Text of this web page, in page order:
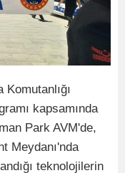
kapsamında
Park AVM'de,
Meydanı'nda
teknolojilerin